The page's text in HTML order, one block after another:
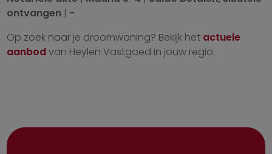
ontvangen | -
Op zoek naar je droomwoning? Bekijk het actuele
aanbodvan Heylen Vastgoed in jouw regio.